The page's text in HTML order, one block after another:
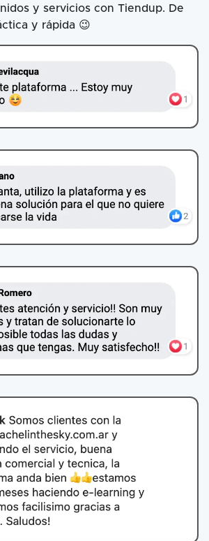
y servicios con Tiendup. De
y rápida 😉